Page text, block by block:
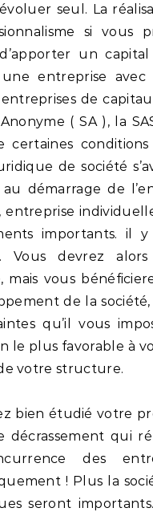
seul. La
si vous
un
entreprise avec
de
( SA ), la
certaines
de société
démarrage de
entreprise
importants. il
Vous devrez
mais vous
de la
qu’il vous
le plus favorable à
votre structure.
bien étudié votre
décrassement qui
des
! Plus la
seront